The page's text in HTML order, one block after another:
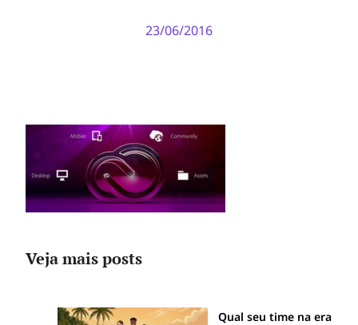
23/06/2016
Veja mais posts
Qual seu time na era